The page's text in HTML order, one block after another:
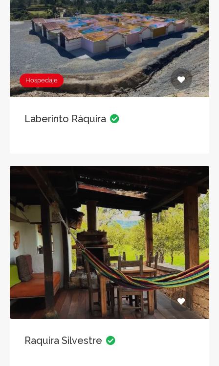
Hospedaje
Laberinto Ráquira
Raquira Silvestre